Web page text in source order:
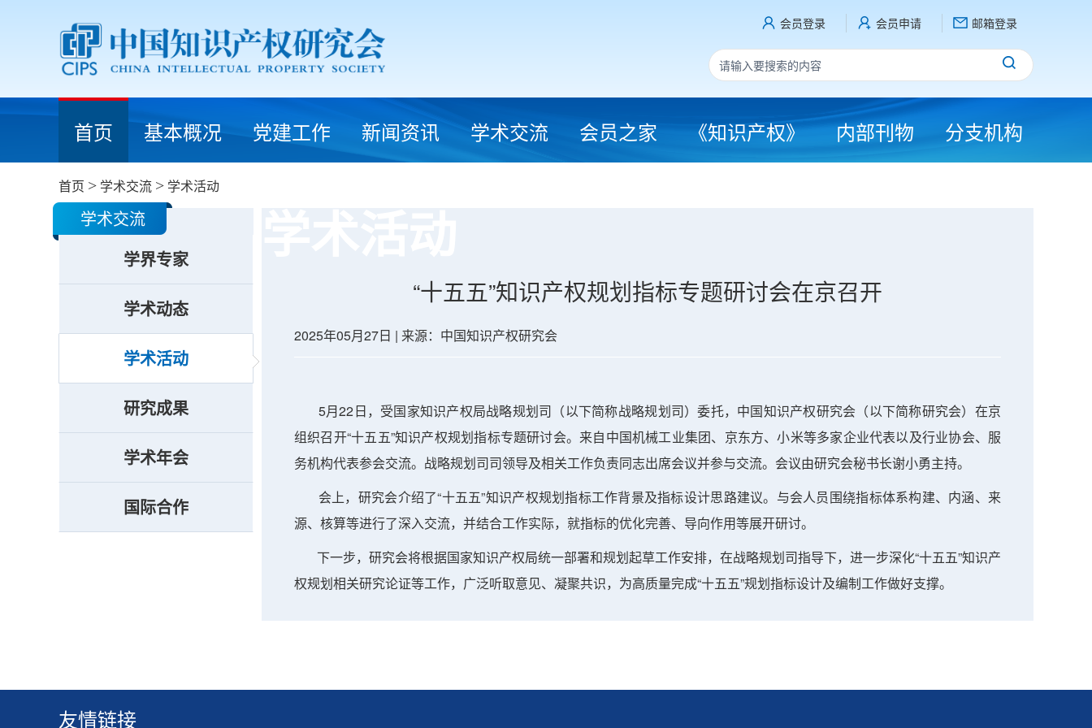
会员登录 会员申请 邮箱登录
首页 基本概况 党建工作 新闻资讯 学术交流 会员之家 《知识产权》 内部刊物 分支机构
首页 > 学术交流 > 学术活动
学术交流
学界专家
学术动态
学术活动
研究成果
学术年会
国际合作
“十五五”知识产权规划指标专题研讨会在京召开
2025年05月27日 | 来源：中国知识产权研究会
5月22日，受国家知识产权局战略规划司（以下简称战略规划司）委托，中国知识产权研究会（以下简称研究会）在京
组织召开“十五五”知识产权规划指标专题研讨会。来自中国机械工业集团、京东方、小米等多家企业代表以及行业协会、服
务机构代表参会交流。战略规划司司领导及相关工作负责同志出席会议并参与交流。会议由研究会秘书长谢小勇主持。
会上，研究会介绍了“十五五”知识产权规划指标工作背景及指标设计思路建议。与会人员围绕指标体系构建、内涵、来
源、核算等进行了深入交流，并结合工作实际，就指标的优化完善、导向作用等展开研讨。
下一步，研究会将根据国家知识产权局统一部署和规划起草工作安排，在战略规划司指导下，进一步深化“十五五”知识产
权规划相关研究论证等工作，广泛听取意见、凝聚共识，为高质量完成“十五五”规划指标设计及编制工作做好支撑。
友情链接